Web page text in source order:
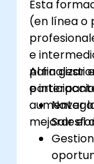
Esta
(en línea o
e
para
e
aumentar
mejorar el
Al finalizar